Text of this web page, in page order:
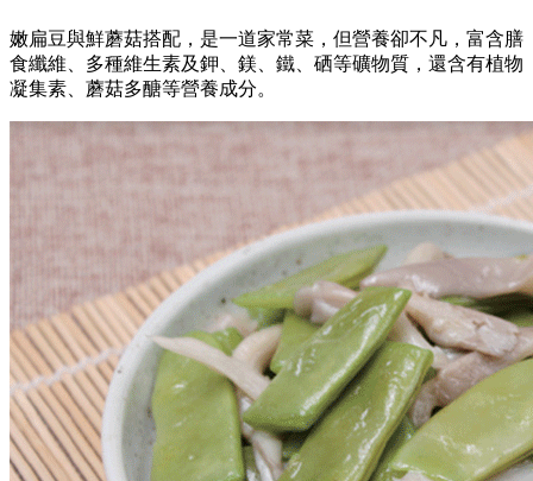
嫩扁豆與鮮蘑菇搭配，是一道家常菜，但營養卻不凡，富含膳
食纖維、多種維生素及鉀、鎂、鐵、硒等礦物質，還含有植物
凝集素、蘑菇多醣等營養成分。